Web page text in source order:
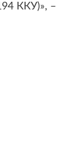
ККУ)», –